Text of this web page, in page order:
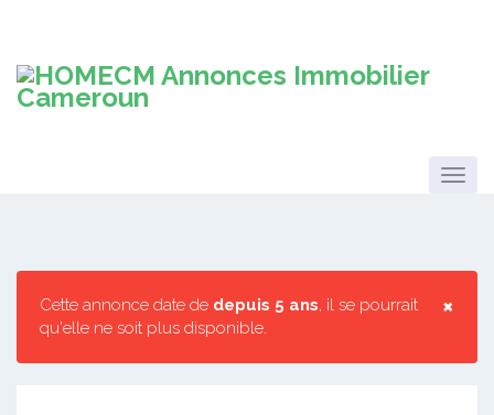
×
Cette annonce date de depuis 5 ans, il se pourrait
qu'elle ne soit plus disponible.